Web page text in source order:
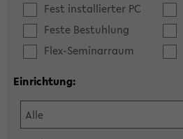
Fest installierter PC
Feste Bestuhlung
Flex-Seminarraum
Einrichtung: